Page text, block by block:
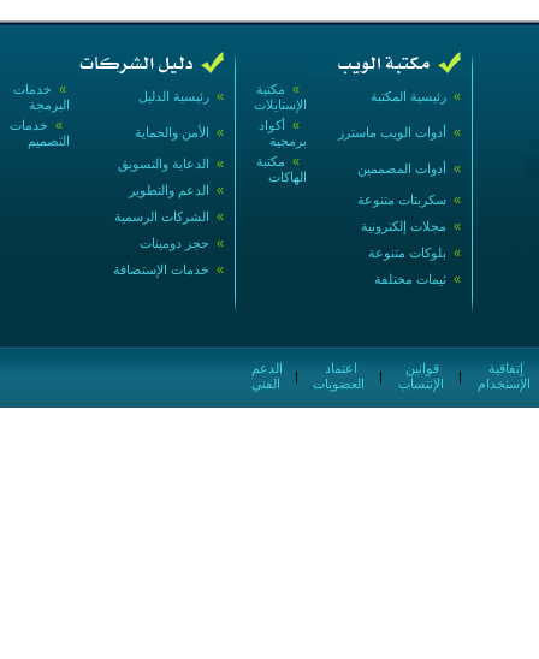
» خدمات
البرمجة
» رئيسية الدليل
» خدمات
التصميم
» الأمن والحماية
» الدعاية والتسويق
» الدعم والتطوير
» الشركات الرسمية
» حجز دومينات
» خدمات الإستضافة
» مكتبة
الإستايلات
» رئيسية المكتبة
» أكواد
برمجية
» أدوات الويب ماسترز
» مكتبة
الهاكات
» أدوات المصممين
» سكربتات متنوعة
» مجلات إلكترونية
» بلوكات متنوعة
» ثيمات مختلفة
الفني
|
العضويات
|
الإنتساب
|
الإستخدام